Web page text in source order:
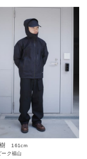
161cm
ーク福山